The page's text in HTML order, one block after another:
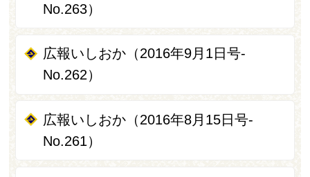
No.263）
広報いしおか（2016年9月1日号-
No.262）
広報いしおか（2016年8月15日号-
No.261）